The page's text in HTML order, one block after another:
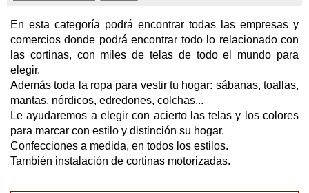
En esta categoría podrá encontrar todas las empresas y
comercios donde podrá encontrar todo lo relacionado con
las cortinas, con miles de telas de todo el mundo para
elegir.
Además toda la ropa para vestir tu hogar: sábanas, toallas,
mantas, nórdicos, edredones, colchas...
Le ayudaremos a elegir con acierto las telas y los colores
para marcar con estilo y distinción su hogar.
Confecciones a medida, en todos los estilos.
También instalación de cortinas motorizadas.